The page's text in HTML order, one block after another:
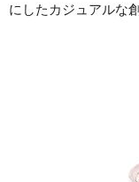
にしたカジュアルな